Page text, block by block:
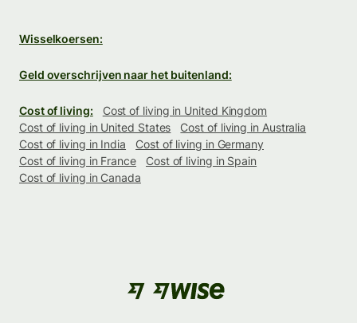
Wisselkoersen:
Geld overschrijven naar het buitenland:
Cost of living:
Cost of living in United Kingdom
Cost of living in United States
Cost of living in Australia
Cost of living in India
Cost of living in Germany
Cost of living in France
Cost of living in Spain
Cost of living in Canada